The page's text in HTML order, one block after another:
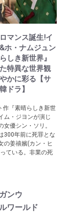
マンス誕生!イ
ホ・ナムジュン
しき新世界』
特異な世界観
かに彩る【サ
ドラ】
作『素晴らしき新世
ム・ジヨンが演じ
女優シン・ソリ。
300年前に死罪とな
の姜禧嬪(カン・ヒ
ている。非業の死
ンウ
ワールド